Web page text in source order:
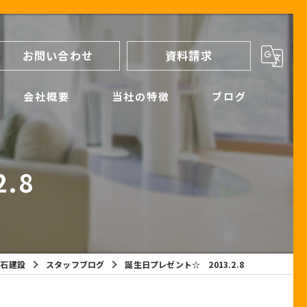
お問い合わせ 資料請求
会社概要 当社の特徴
間取り
断熱
ブログ
スタッフブログ
建設 スタッフブログ 誕生日プレゼント☆ 2013.2.8